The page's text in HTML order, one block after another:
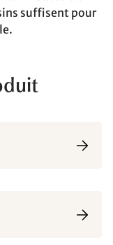
suffisent pour